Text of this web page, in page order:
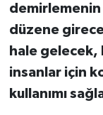
düzene
hale gelecek,
insanlar için
kullanımı